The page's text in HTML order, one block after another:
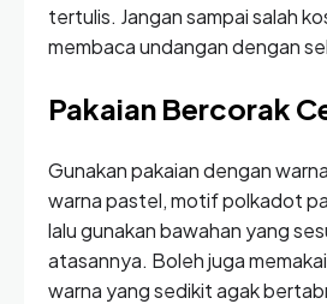
tertulis. Jangan sampai salah
membaca undangan dengan
Pakaian Bercorak
Gunakan pakaian dengan
warna pastel, motif polkadot
lalu gunakan bawahan yang
atasannya. Boleh juga
warna yang sedikit agak